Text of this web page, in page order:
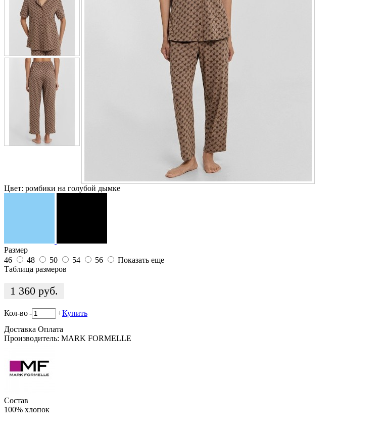
Цвет: ромбики на голубой дымке
Размер
46
48 50 54 56
Показать еще
Таблица размеров
1 360 руб.
Кол-во- +Купить
Доставка Оплата
Производитель: MARK FORMELLE
Состав
100% хлопок